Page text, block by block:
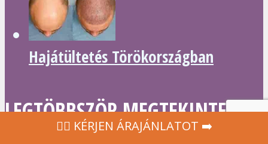
Hajátültetés Törökországban
LEGTÖBBSZÖR MEGTEKINTETT
‍👩‍⚕ KÉRJEN ÁRAJÁNLATOT ➡️